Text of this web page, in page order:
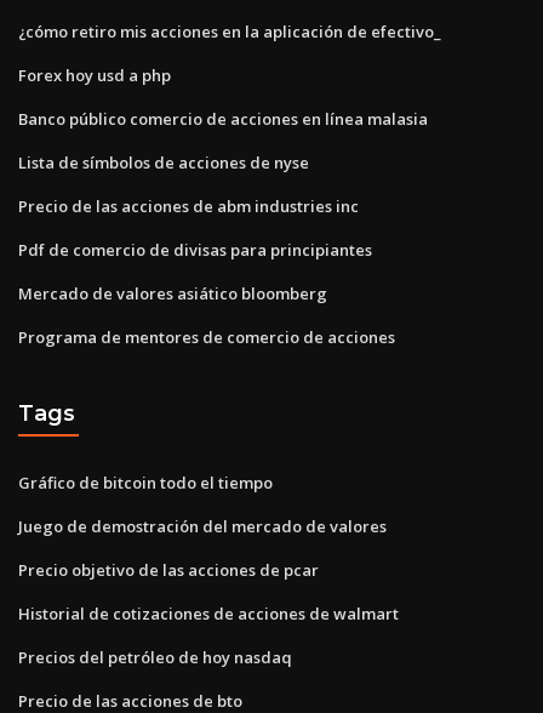
¿cómo retiro mis acciones en la aplicación de efectivo_
Forex hoy usd a php
Banco público comercio de acciones en línea malasia
Lista de símbolos de acciones de nyse
Precio de las acciones de abm industries inc
Pdf de comercio de divisas para principiantes
Mercado de valores asiático bloomberg
Programa de mentores de comercio de acciones
Tags
Gráfico de bitcoin todo el tiempo
Juego de demostración del mercado de valores
Precio objetivo de las acciones de pcar
Historial de cotizaciones de acciones de walmart
Precios del petróleo de hoy nasdaq
Precio de las acciones de bto